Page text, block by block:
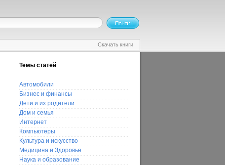
Скачать книги
Темы статей
Автомобили
Бизнес и финансы
Дети и их родители
Дом и семья
Интернет
Компьютеры
Культура и искусство
Медицина и Здоровье
Наука и образование